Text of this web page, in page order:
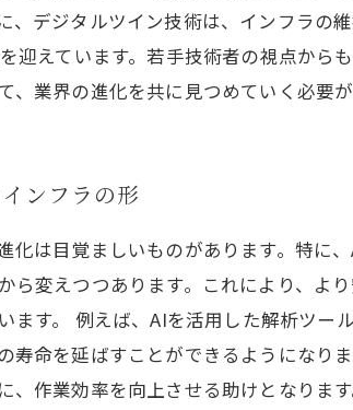
、デジタルツイン技術は、インフラの
迎えています。若手技術者の視点から
業界の進化を共に見つめていく必要が
ンフラの形
化は目覚ましいものがあります。特に
ら変えつつあります。これにより、よ
ます。 例えば、AIを活用した解析ツ
寿命を延ばすことができるようになり
、作業効率を向上させる助けとなりま